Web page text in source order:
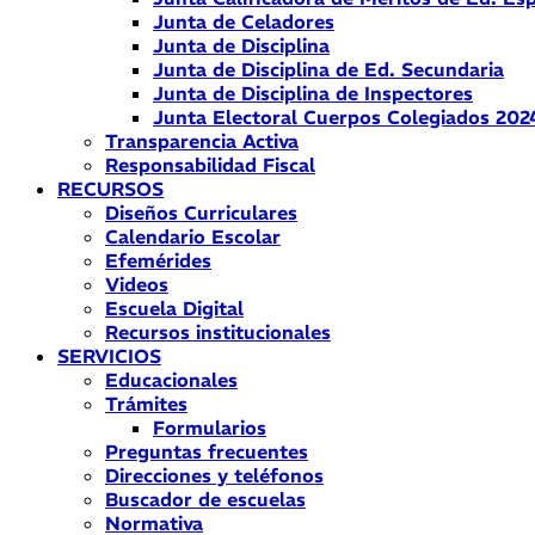
Junta de Celadores
Junta de Disciplina
Junta de Disciplina de Ed. Secundaria
Junta de Disciplina de Inspectores
Junta Electoral Cuerpos Colegiados
Transparencia Activa
Responsabilidad Fiscal
RECURSOS
Diseños Curriculares
Calendario Escolar
Efemérides
Videos
Escuela Digital
Recursos institucionales
SERVICIOS
Educacionales
Trámites
Formularios
Preguntas frecuentes
Direcciones y teléfonos
Buscador de escuelas
Normativa